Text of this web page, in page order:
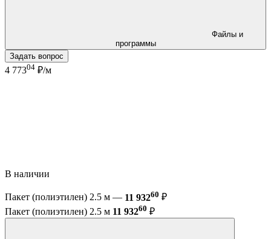
программы
Задать вопрос
4 77304 ₽/м
В наличии
Пакет (полиэтилен) 2.5 м — 11 93260 ₽
Пакет (полиэтилен) 2.5 м 11 93260 ₽